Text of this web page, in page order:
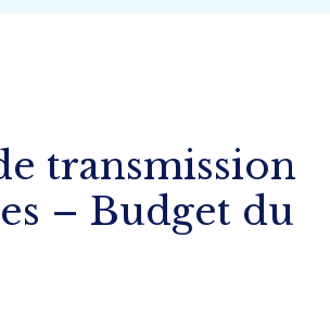
transmission
– Budget du